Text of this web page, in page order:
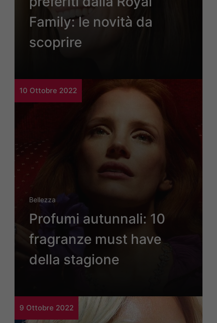
Family: le novità da
scoprire
10 Ottobre 2022
Bellezza
Profumi autunnali: 10
fragranze must have
della stagione
9 Ottobre 2022